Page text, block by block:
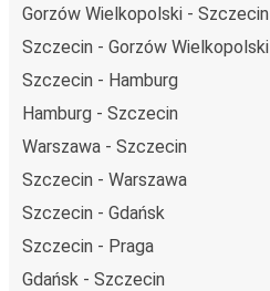
Gorzów Wielkopolski - Szczecin
Szczecin - Gorzów Wielkopolski
Szczecin - Hamburg
Hamburg - Szczecin
Warszawa - Szczecin
Szczecin - Warszawa
Szczecin - Gdańsk
Szczecin - Praga
Gdańsk - Szczecin